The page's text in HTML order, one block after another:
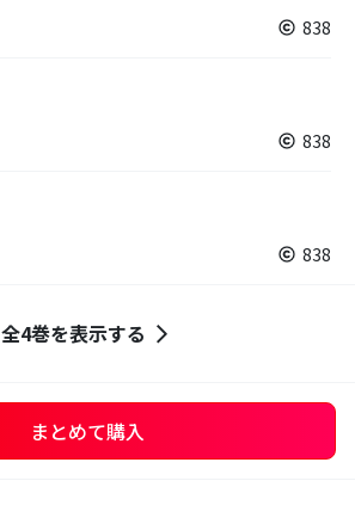
838
838
838
全4巻を表示する
まとめて購入